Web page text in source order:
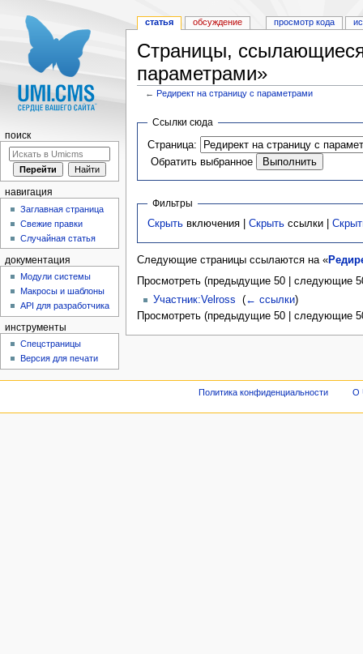
Страницы,
параметрами»
←Редирект на страницу с параметрами
Ссылки сюда
Страница:
Обратить выбранное
Фильтры
Скрыть включения |Скрыть ссылки |
Следующие страницы ссылаются на «
Просмотреть (предыдущие 50 | следующие
Участник:Velross
(← ссылки)
Просмотреть (предыдущие 50 | следующие
статья обсуждение просмотр кода
поиск
навигация
Заглавная страница
Свежие правки
Случайная статья
документация
Модули системы
Макросы и шаблоны
API для разработчика
инструменты
Спецстраницы
Версия для печати
Политика конфиденциальности О